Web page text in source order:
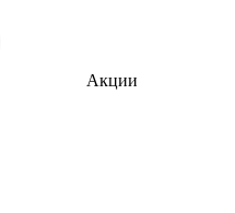
Акции